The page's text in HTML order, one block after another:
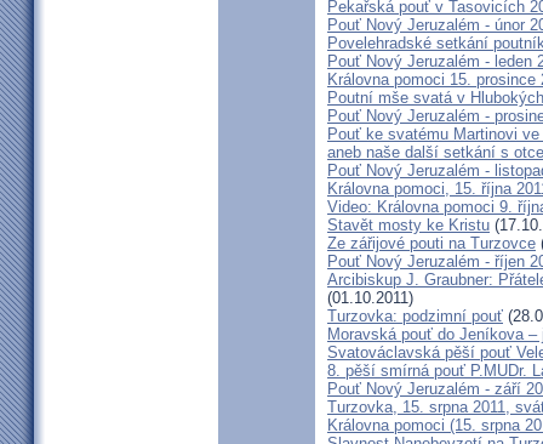
Pekařská pouť v Tasovicích
Pouť Nový Jeruzalém - únor
Povelehradské setkání
Pouť Nový Jeruzalém - leden
Královna pomoci 15. prosince
Poutní mše svatá v
Pouť Nový Jeruzalém -
Pouť ke svatému Martinovi
aneb naše další setkání s
Pouť Nový Jeruzalém -
Královna pomoci, 15. října
Video: Královna pomoci 9.
Stavět mosty ke Kristu
Ze zářijové pouti na Turzovce
Pouť Nový Jeruzalém - říjen
Arcibiskup J. Graubner:
(01.10.2011)
Turzovka: podzimní pouť
Moravská pouť do Jeníkova
Svatováclavská pěší pouť
8. pěší smírná pouť P.MUDr.
Pouť Nový Jeruzalém - září
Turzovka, 15. srpna 2011,
Královna pomoci (15. srpna